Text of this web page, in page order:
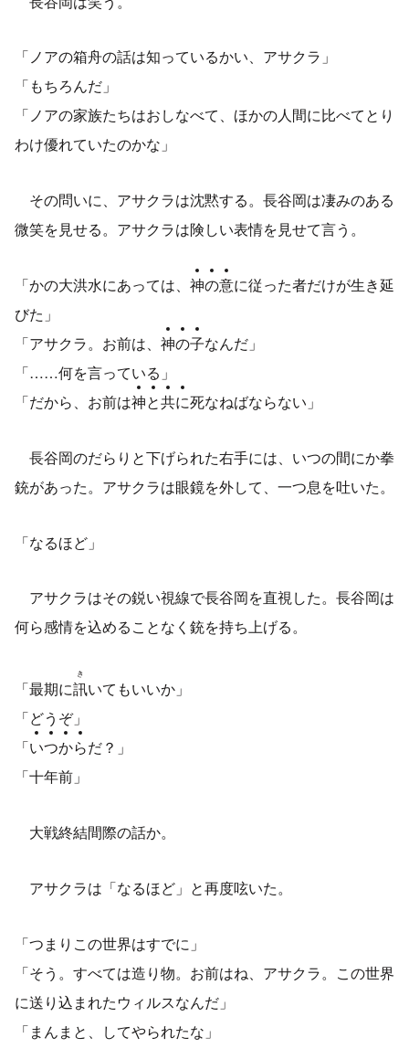
「ノアの箱舟の話は知っているかい、アサクラ」
「もちろんだ」
「ノアの家族たちはおしなべて、ほかの人間に比べてとり
わけ優れていたのかな」
その問いに、アサクラは沈黙する。長谷岡は凄みのある
微笑を見せる。アサクラは険しい表情を見せて言う。
「かの大洪水にあっては、 神の意に従った者だけが生き延
びた」
「アサクラ。お前は、 神の子なんだ」
「……何を言っている」
「だから、お前は神と共に死なねばならない」
長谷岡のだらりと下げられた右手には、いつの間にか拳
銃があった。アサクラは眼鏡を外して、一つ息を吐いた。
「なるほど」
アサクラはその鋭い視線で長谷岡を直視した。長谷岡は
何ら感情を込めることなく銃を持ち上げる。
「最期に訊
き
いてもいいか」
「どうぞ」
「いつからだ？」
「十年前」
大戦終結間際の話か。
アサクラは「なるほど」と再度呟いた。
「つまりこの世界はすでに」
「そう。すべては造り物。お前はね、アサクラ。この世界
に送り込まれたウィルスなんだ」
「まんまと、してやられたな」